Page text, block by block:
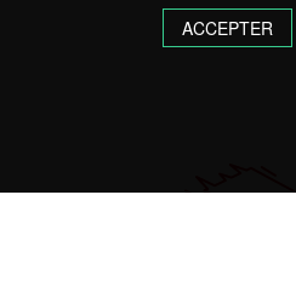
ACCEPTER